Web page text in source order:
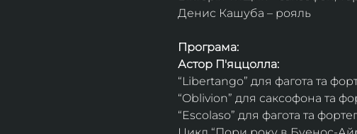
Денис Кашуба – рояль
Програма:
Астор П'яццолла:
“Libertango” для фагота та
“Oblivion” для саксофона та
“Escolaso” для фагота та